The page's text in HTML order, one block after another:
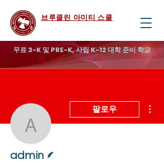
브루클린 아미티 스쿨
무료 3-K 및 PRE-K, 사립 K-12 대학 준비 학교
admin
팔로우
admin